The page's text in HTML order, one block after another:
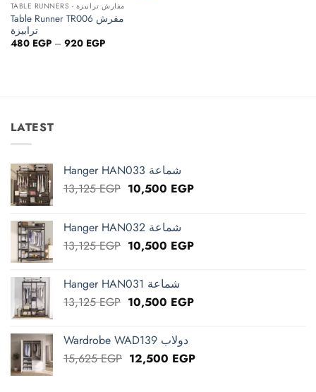
TABLE RUNNERS - مفارش ترابيزة
Table Runner TR006 مفرش
ترابيزة
480 EGP – 920 EGPPrice
LATEST
Hanger HAN033 شماعة
13,125EGP Original
13,125 EGP.
10,500 EGPCurrent
Hanger HAN032 شماعة
13,125EGP Original
13,125 EGP.
10,500 EGPCurrent
Hanger HAN031 شماعة
13,125EGP Original
13,125 EGP.
10,500 EGPCurrent
Wardrobe WAD139 دولاب
15,625EGP Original
12,500 EGPCurrent